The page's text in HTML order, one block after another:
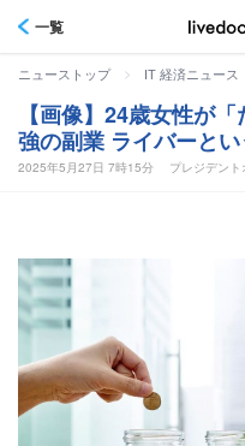
一覧
ニューストップ > IT 経済ニュース
【画像】24歳女性が
強の副業 ライバーと
2025年5月27日 7時15分 プレジデント